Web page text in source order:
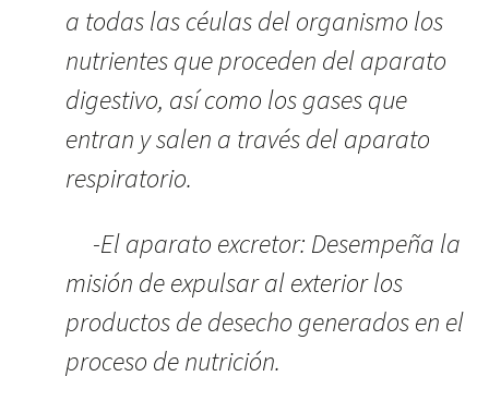
a todas las céulas del organismo los
nutrientes que proceden del aparato
digestivo, así como los gases que
entran y salen a través del aparato
respiratorio.
-El aparato excretor: Desempeña la
misión de expulsar al exterior los
productos de desecho generados en el
proceso de nutrición.